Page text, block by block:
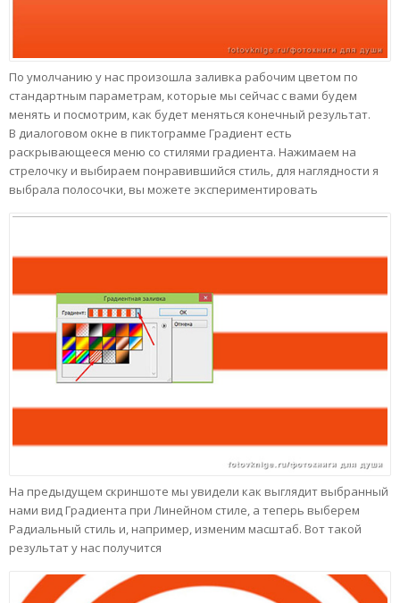
По умолчанию у нас произошла заливка рабочим цветом по
стандартным параметрам, которые мы сейчас с вами будем
менять и посмотрим, как будет меняться конечный результат.
В диалоговом окне в пиктограмме Градиент есть
раскрывающееся меню со стилями градиента. Нажимаем на
стрелочку и выбираем понравившийся стиль, для наглядности я
выбрала полосочки, вы можете экспериментировать
На предыдущем скриншоте мы увидели как выглядит выбранный
нами вид Градиента при Линейном стиле, а теперь выберем
Радиальный стиль и, например, изменим масштаб. Вот такой
результат у нас получится